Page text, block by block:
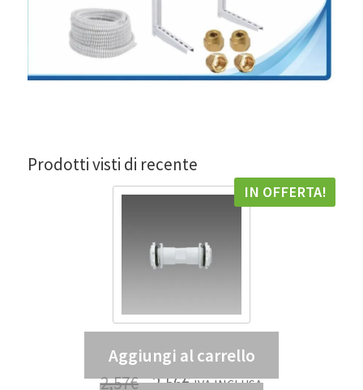
Prodotti visti di recente
Tubo di giunzione 938 – DIS 99807300
IN OFFERTA!
2,57€ 2,56€ IVA INCLUSA
Aggiungi al carrello